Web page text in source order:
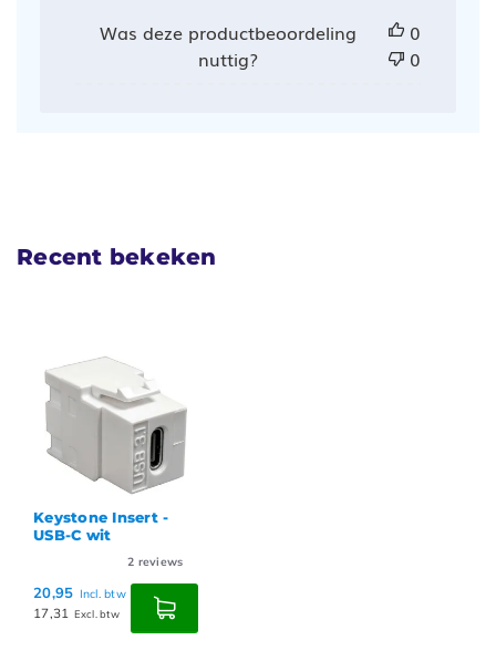
Was deze productbeoordeling
nuttig?
0
0
Recent bekeken
Keystone Insert -
USB-C wit
2 reviews
20,95 Incl. btw
17,31 Excl. btw